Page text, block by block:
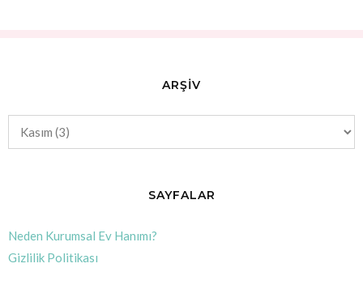
ARŞİV
SAYFALAR
Neden Kurumsal Ev Hanımı?
Gizlilik Politikası